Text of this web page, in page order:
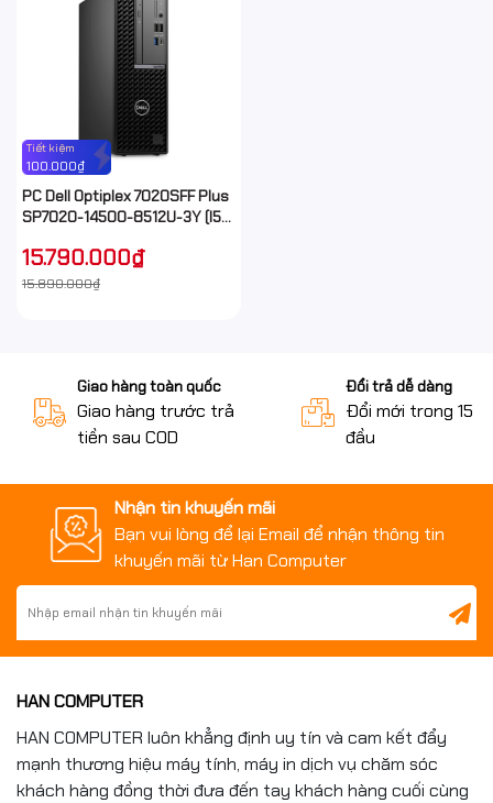
Tiết kiệm
100.000₫
PC Dell Optiplex 7020SFF Plus
SP7020-14500-8512U-3Y (I5-
SSD/ NoOS/ 260W/ Key/
Mouse/ 3Y)
15.790.000₫
15.890.000₫
Giao hàng toàn quốc
Giao hàng trước trả
tiền sau COD
Đổi trả dễ dàng
Đổi mới trong 15
đầu
Nhận tin khuyến mãi
Bạn vui lòng để lại Email để nhận thông tin
khuyến mãi từ Han Computer
HAN COMPUTER
HAN COMPUTER luôn khẳng định uy tín và cam kết đẩy
mạnh thương hiệu máy tính, máy in dịch vụ chăm sóc
khách hàng đồng thời đưa đến tay khách hàng cuối cùng